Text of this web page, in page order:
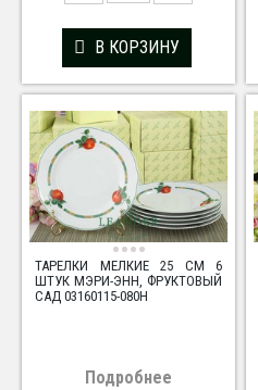
В КОРЗИНУ
ТАРЕЛКИ МЕЛКИЕ 25 СМ 6
ШТУК МЭРИ-ЭНН, ФРУКТОВЫЙ
САД 03160115-080H
Подробнее